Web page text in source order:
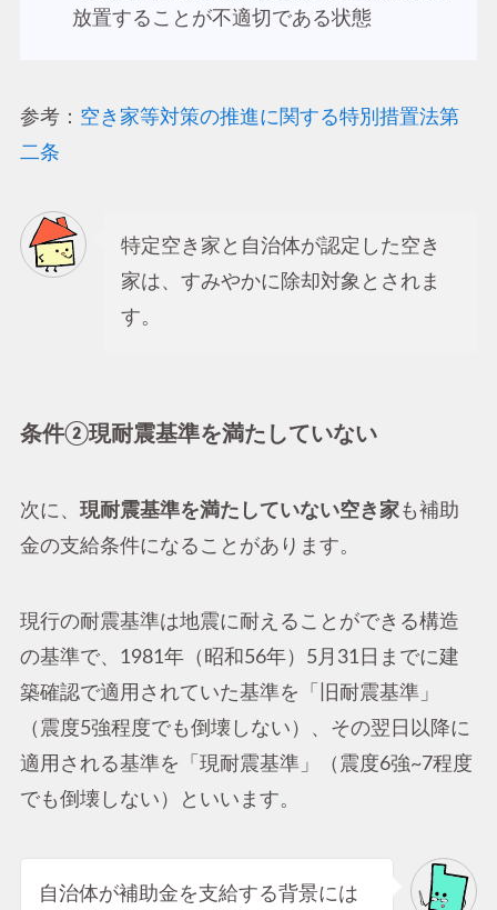
放置することが不適切である状態
参考： 空き家等対策の推進に関する特別措置法第
二条
特定空き家と自治体が認定した空き
家は、すみやかに除却対象とされま
す。
条件②現耐震基準を満たしていない
次に、 現耐震基準を満たしていない空き家も補助
金の支給条件になることがあります。
現行の耐震基準は地震に耐えることができる構造
の基準で、1981年（昭和56年）5月31日までに建
築確認で適用されていた基準を「旧耐震基準」
（震度5強程度でも倒壊しない）、その翌日以降に
適用される基準を「現耐震基準」（震度6強~7程度
でも倒壊しない）といいます。
自治体が補助金を支給する背景には